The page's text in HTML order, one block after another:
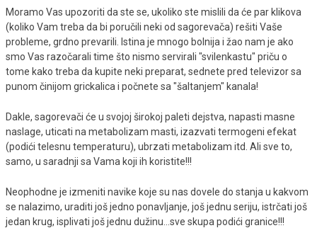
Moramo Vas upozoriti da ste se, ukoliko ste mislili da će par klikova
(koliko Vam treba da bi poručili neki od sagorevača) rešiti Vaše
probleme, grdno prevarili. Istina je mnogo bolnija i žao nam je ako
smo Vas razočarali time što nismo servirali "svilenkastu" priču o
tome kako treba da kupite neki preparat, sednete pred televizor sa
punom činijom grickalica i počnete sa "šaltanjem" kanala!
Dakle, sagorevači će u svojoj širokoj paleti dejstva, napasti masne
naslage, uticati na metabolizam masti, izazvati termogeni efekat
(podići telesnu temperaturu), ubrzati metabolizam itd. Ali sve to,
samo, u saradnji sa Vama koji ih koristite!!!
Neophodne je izmeniti navike koje su nas dovele do stanja u kakvom
se nalazimo, uraditi još jedno ponavljanje, još jednu seriju, istrčati još
jedan krug, isplivati još jednu dužinu...sve skupa podići granice!!!